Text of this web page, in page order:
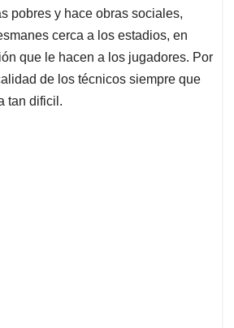
pobres y hace obras sociales,
cerca a los estadios, en
que le hacen a los jugadores. Por
de los técnicos siempre que
tan dificil.